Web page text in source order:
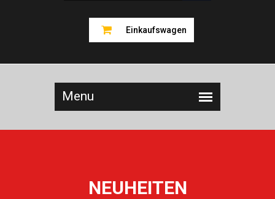
Einkaufswagen
NEUHEITEN